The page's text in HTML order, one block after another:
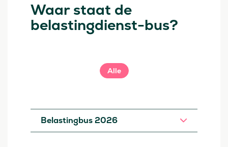
Waar staat de
belastingdienst-bus?
Alle
Belastingbus 2026